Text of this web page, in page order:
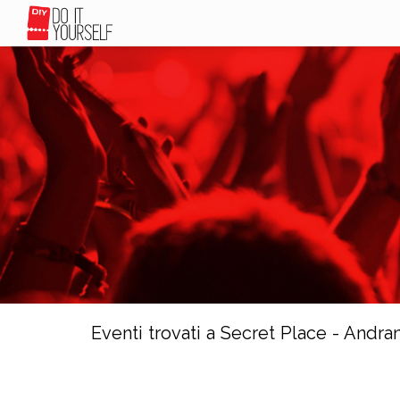
Eventi trovati a Secret Place -